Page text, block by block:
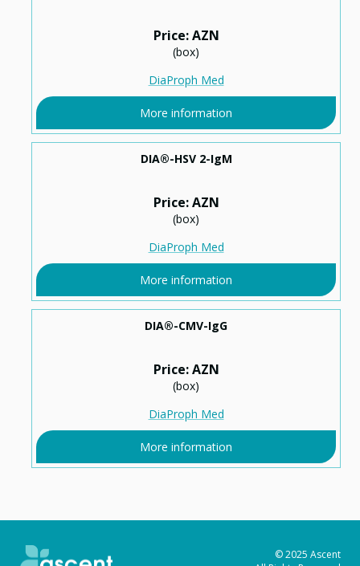
Price: AZN
(box)
DiaProph Med
More information
DIA®-HSV 2-IgМ
Price: AZN
(box)
DiaProph Med
More information
DIA®-CMV-IgG
Price: AZN
(box)
DiaProph Med
More information
© 2025 Ascent